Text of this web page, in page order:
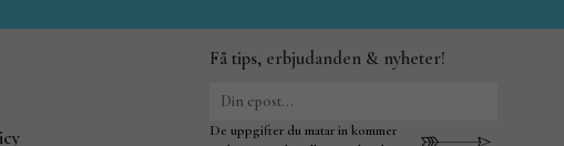
Få tips, erbjudanden & nyheter!
De uppgifter du matar in kommer